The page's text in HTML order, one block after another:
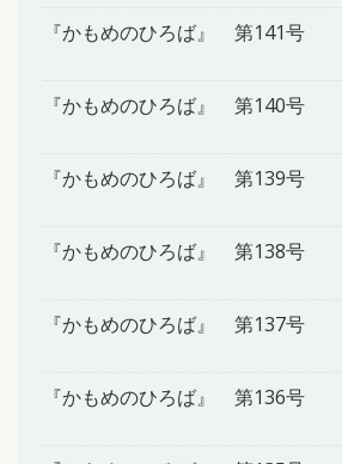
『かもめのひろば』 第141号
『かもめのひろば』 第140号
『かもめのひろば』 第139号
『かもめのひろば』 第138号
『かもめのひろば』 第137号
『かもめのひろば』 第136号